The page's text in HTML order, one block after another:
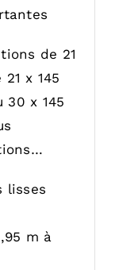
de 21
x 145
30 x 145
lisses
m à